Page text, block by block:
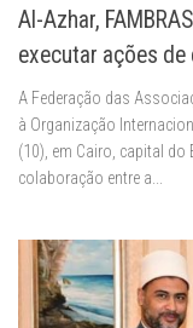
Al-Azhar,
executar ações de
A Federação das
à Organização
(10), em Cairo, capital
colaboração entre a...